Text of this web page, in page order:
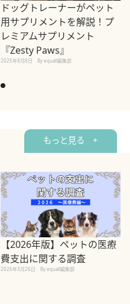
ドッグトレーナーがペット
用サプリメントを解説！プ
レミアムサプリメント
『Zesty Paws』
2025年8月8日 By equall編集部
もっと見る +
【2026年版】ペットの医療
費支出に関する調査
2026年3月26日 By equall編集部